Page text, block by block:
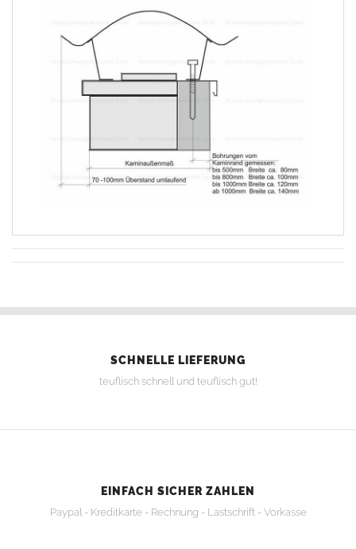
SCHNELLE LIEFERUNG
teuflisch schnell und teuflisch gut!
EINFACH SICHER ZAHLEN
Paypal - Kreditkarte - Rechnung - Lastschrift - Vorkasse